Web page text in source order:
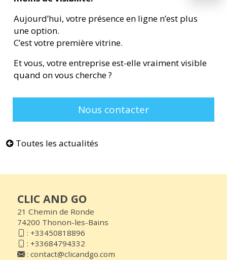
Aujourd’hui, votre présence en ligne n’est plus
une option.
C’est votre première vitrine.
Et vous, votre entreprise est-elle vraiment visible
quand on vous cherche ?
Nous contacter
Toutes les actualités
CLIC AND GO
21 Chemin de Ronde
74200 Thonon-les-Bains
: +33450818896
: +33684794332
: contact@clicandgo.com